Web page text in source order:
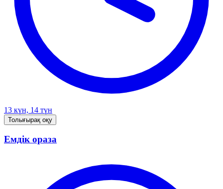
13 күн, 14 түн
Толығырақ оқу
Емдік ораза